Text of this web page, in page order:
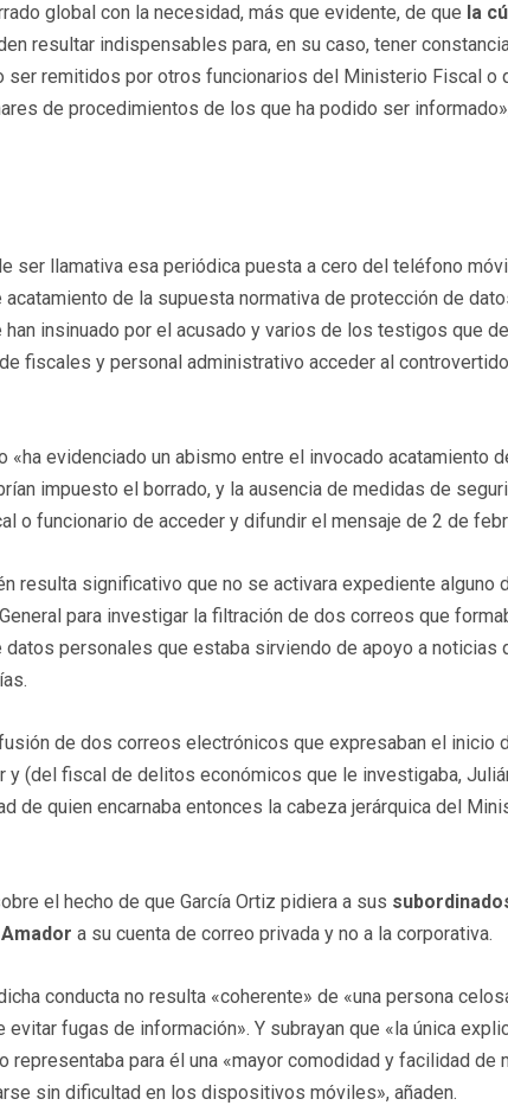
global con la necesidad, más que evidente, de que la
resultar indispensables para, en su caso, tener
ser remitidos por otros funcionarios del Ministerio Fiscal o
de procedimientos de los que ha podido ser
ser llamativa esa periódica puesta a cero del teléfono
de la supuesta normativa de protección de
insinuado por el acusado y varios de los testigos que
fiscales y personal administrativo acceder al
«ha evidenciado un abismo entre el invocado acatamiento
impuesto el borrado, y la ausencia de medidas de
o funcionario de acceder y difundir el mensaje de 2 de
resulta significativo que no se activara expediente alguno
para investigar la filtración de dos correos que
personales que estaba sirviendo de apoyo a noticias
de dos correos electrónicos que expresaban el inicio
y (del fiscal de delitos económicos que le investigaba,
de quien encarnaba entonces la cabeza jerárquica del
el hecho de que García Ortiz pidiera a sus
a su cuenta de correo privada y no a la corporativa.
conducta no resulta «coherente» de «una persona
fugas de información». Y subrayan que «la única
para él una «mayor comodidad y facilidad de
sin dificultad en los dispositivos móviles», añaden.